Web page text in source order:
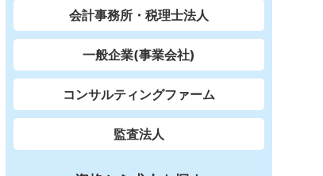
会計事務所・税理士法人
一般企業(事業会社)
コンサルティングファーム
監査法人